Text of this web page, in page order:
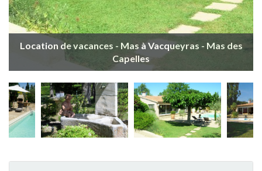
Location de vacances - Mas à Vacqueyras - Mas des
Capelles